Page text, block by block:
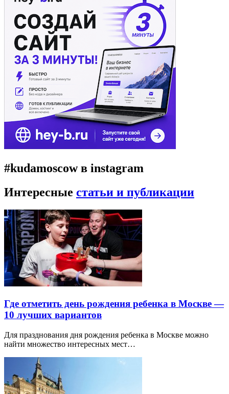
#kudamoscow в instagram
Интересные статьи и публикации
Где отметить день рождения ребенка в Москве —
10 лучших вариантов
Для празднования дня рождения ребенка в Москве можно
найти множество интересных мест…